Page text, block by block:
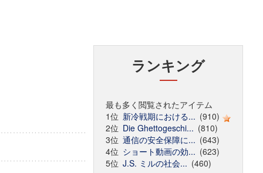
ランキング
最も多く閲覧されたアイテム
1位 新冷戦期における... (910)
2位 Die Ghettogeschi... (810)
3位 通信の安全保障に... (643)
4位 ショート動画の効... (623)
5位 J.S. ミルの社会... (460)